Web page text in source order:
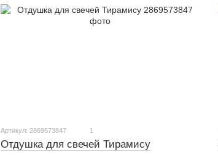
Артикул: 2869573847 1
Отдушка для свечей Тирамису